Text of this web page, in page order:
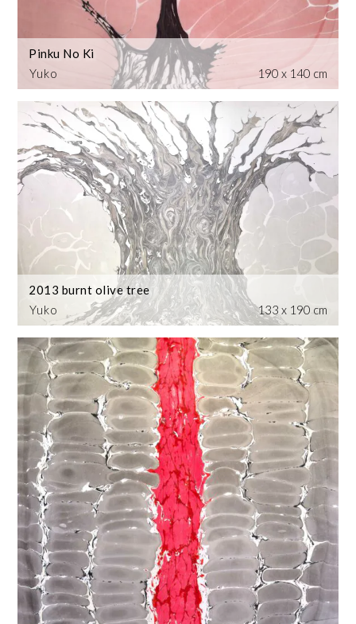
Yuko
Pinku No Ki
190 x 140 cm
Yuko
2013 burnt olive tree
133 x 190 cm